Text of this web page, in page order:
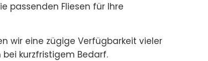
passenden Fliesen für Ihre
wir eine zügige Verfügbarkeit vieler
kurzfristigem Bedarf.